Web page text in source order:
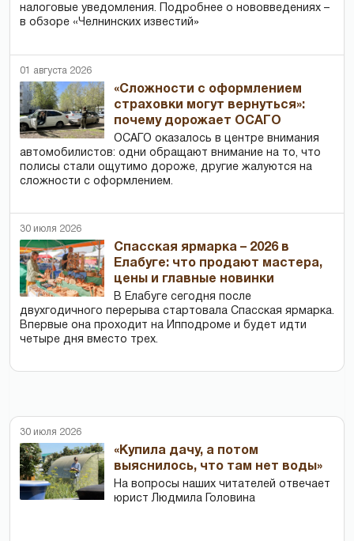
налоговые уведомления. Подробнее о нововведениях –
в обзоре «Челнинских известий»
01 августа 2026
«Сложности с оформлением
страховки могут вернуться»:
почему дорожает ОСАГО
ОСАГО оказалось в центре внимания
автомобилистов: одни обращают внимание на то, что
полисы стали ощутимо дороже, другие жалуются на
сложности с оформлением.
30 июля 2026
Спасская ярмарка – 2026 в
Елабуге: что продают мастера,
цены и главные новинки
В Елабуге сегодня после
двухгодичного перерыва стартовала Спасская ярмарка.
Впервые она проходит на Ипподроме и будет идти
четыре дня вместо трех.
30 июля 2026
«Купила дачу, а потом
выяснилось, что там нет воды»
На вопросы наших читателей отвечает
юрист Людмила Головина